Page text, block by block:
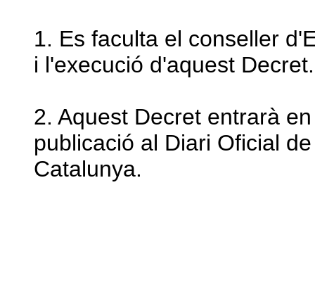
1. Es faculta el conseller
i l'execució d'aquest Decret.
2. Aquest Decret entrarà
publicació al Diari Oficial
Catalunya.